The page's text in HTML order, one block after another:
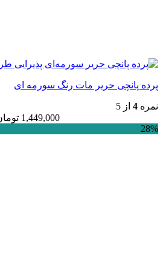
پرده پانچی حریر مات رنگ سورمه ای
نمره4 از 5
1,449,000 تومان
28%